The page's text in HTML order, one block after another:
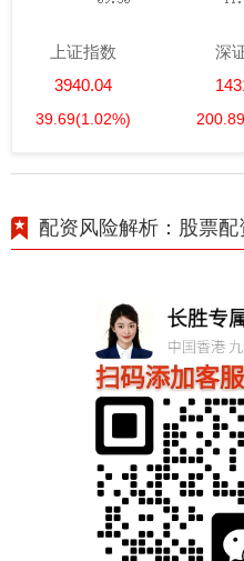
上证指数
3940.04
39.69(1.02%)
深
200.89
配资风险解析：股票